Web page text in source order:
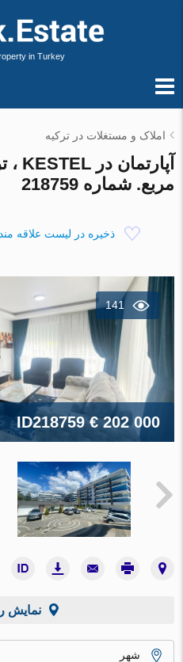
in Turkey
املاک و مستغلات در ترکیه
مربع. شماره 218759
ذخیره در لیست علاقه
141
ID218759€ 202 000
نمایش
شهر